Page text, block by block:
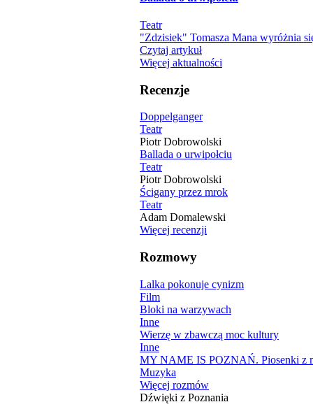
Teatr
"Zdzisiek" Tomasza Mana wyróżnia
Czytaj artykuł
Więcej aktualności
Recenzje
Doppelganger
Teatr
Piotr Dobrowolski
Ballada o urwipołciu
Teatr
Piotr Dobrowolski
Ścigany przez mrok
Teatr
Adam Domalewski
Więcej recenzji
Rozmowy
Lalka pokonuje cynizm
Film
Bloki na warzywach
Inne
Wierzę w zbawczą moc kultury
Inne
MY NAME IS POZNAŃ. Piosenki z
Muzyka
Więcej rozmów
Dźwięki z Poznania